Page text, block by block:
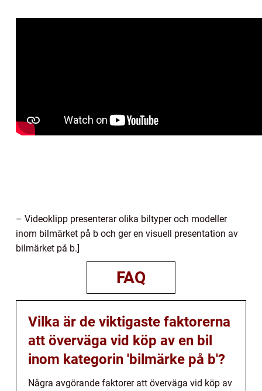
– Videoklipp presenterar olika biltyper och modeller
inom bilmärket på b och ger en visuell presentation av
bilmärket på b.]
FAQ
Vilka är de viktigaste faktorerna
att överväga vid köp av en bil
inom kategorin 'bilmärke på b'?
Några avgörande faktorer att överväga vid köp av